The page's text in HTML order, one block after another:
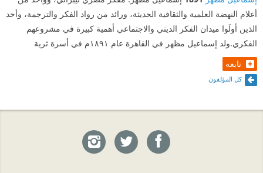
أعلام النهضة العلمية والثقافية الحديثة، ورائد من رواد الفكر والترجمة، وأحد
الذين أولَوا ميدان الفكر الديني والاجتماعي أهمية كبيرة في مشروعهم
الفكري.ولد إسماعيل مظهر في القاهرة عام ١٨٩١م في أسرة ثرية
تابعه
كل المؤلفون